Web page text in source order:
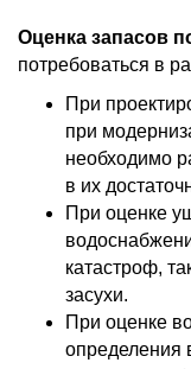
Оценка запасов
потребоваться в
При
при
необходимо
в их
При оценке
катастроф,
засухи.
При оценке
определения